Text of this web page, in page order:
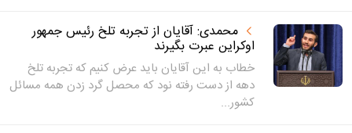
محمدی: آقایان از تجربه تلخ رئیس جمهور
اوکراین عبرت بگیرند
خطاب به این آقایان باید عرض کنیم که تجربه تلخ
دهه از دست رفته نود که محصل گرد زدن همه مسائل
کشور...